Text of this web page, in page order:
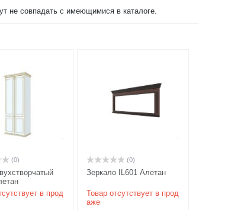
не совпадать с имеющимися в каталоге.
(0)
в прод
(0)
Зеркало IL601 Алетан
Товар отсутствует в прод
аже